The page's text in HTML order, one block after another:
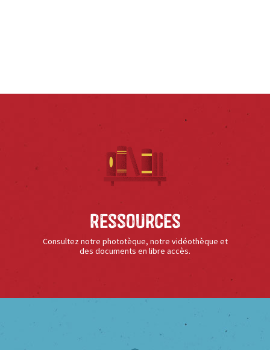
Ressources
Consultez notre phototèque, notre vidéothèque et
des documents en libre accès.